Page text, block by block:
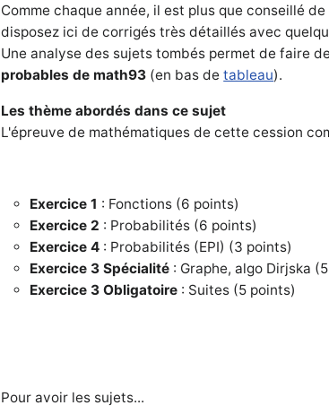
Comme chaque année, il est plus que conseillé
disposez ici de corrigés très détaillés avec
Une analyse des sujets tombés permet de faire
probables de math93 (en bas detableau).
Les thème abordés dans ce sujet
L'épreuve de mathématiques de cette cession
Exercice 1 : Fonctions (6 points)
Exercice 2 : Probabilités (6 points)
Exercice 4 : Probabilités (EPI) (3 points)
Exercice 3Spécialité : Graphe, algo Dirjska
Exercice 3Obligatoire : Suites (5 points)
Pour avoir les sujets...